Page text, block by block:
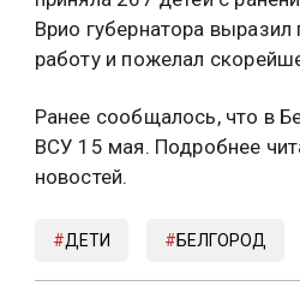
Врио губернатора
работу и пожелал
Ранее сообщалось, что в
ВСУ 15 мая. Подробнее
новостей.
ДЕТИ БЕЛГОРОД